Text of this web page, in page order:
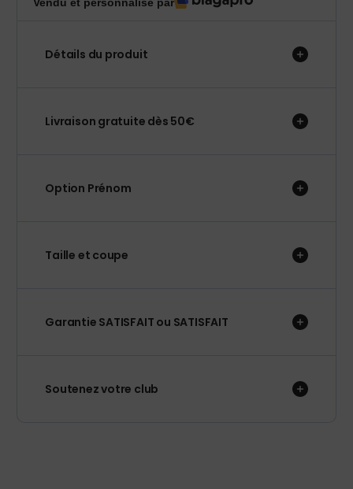
Détails du produit
Livraison gratuite dès 50€
Option Prénom
Taille et coupe
Garantie SATISFAIT ou SATISFAIT
Soutenez votre club